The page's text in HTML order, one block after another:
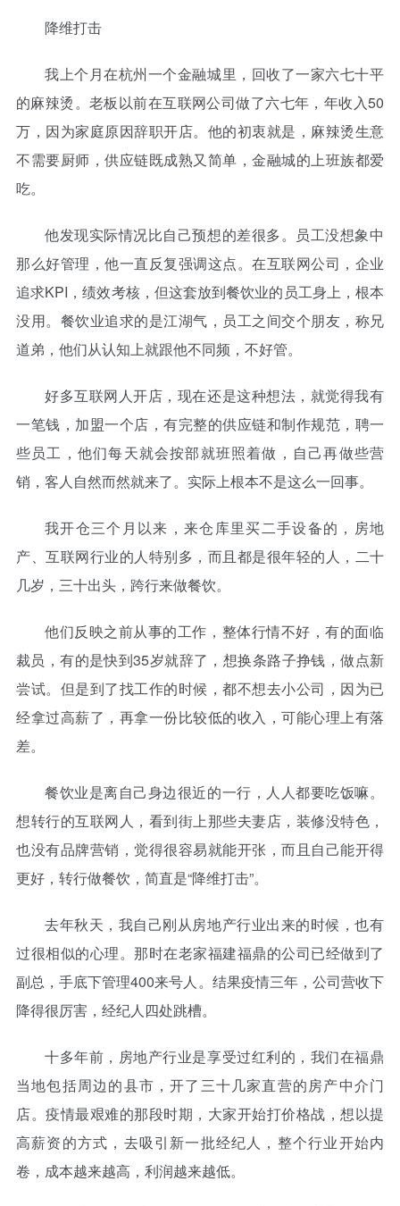
降维打击
我上个月在杭州一个金融城里，回收了一家六七十平
的麻辣烫。老板以前在互联网公司做了六七年，年收入50
万，因为家庭原因辞职开店。他的初衷就是，麻辣烫生意
不需要厨师，供应链既成熟又简单，金融城的上班族都爱
吃。
他发现实际情况比自己预想的差很多。员工没想象中
那么好管理，他一直反复强调这点。在互联网公司，企业
追求KPI，绩效考核，但这套放到餐饮业的员工身上，根本
没用。餐饮业追求的是江湖气，员工之间交个朋友，称兄
道弟，他们从认知上就跟他不同频，不好管。
好多互联网人开店，现在还是这种想法，就觉得我有
一笔钱，加盟一个店，有完整的供应链和制作规范，聘一
些员工，他们每天就会按部就班照着做，自己再做些营
销，客人自然而然就来了。实际上根本不是这么一回事。
我开仓三个月以来，来仓库里买二手设备的，房地
产、互联网行业的人特别多，而且都是很年轻的人，二十
几岁，三十出头，跨行来做餐饮。
他们反映之前从事的工作，整体行情不好，有的面临
裁员，有的是快到35岁就辞了，想换条路子挣钱，做点新
尝试。但是到了找工作的时候，都不想去小公司，因为已
经拿过高薪了，再拿一份比较低的收入，可能心理上有落
差。
餐饮业是离自己身边很近的一行，人人都要吃饭嘛。
想转行的互联网人，看到街上那些夫妻店，装修没特色，
也没有品牌营销，觉得很容易就能开张，而且自己能开得
更好，转行做餐饮，简直是“降维打击”。
去年秋天，我自己刚从房地产行业出来的时候，也有
过很相似的心理。那时在老家福建福鼎的公司已经做到了
副总，手底下管理400来号人。结果疫情三年，公司营收下
降得很厉害，经纪人四处跳槽。
十多年前，房地产行业是享受过红利的，我们在福鼎
当地包括周边的县市，开了三十几家直营的房产中介门
店。疫情最艰难的那段时期，大家开始打价格战，想以提
高薪资的方式，去吸引新一批经纪人，整个行业开始内
卷，成本越来越高，利润越来越低。